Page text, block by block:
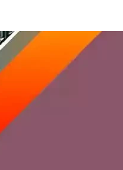
تعليقات